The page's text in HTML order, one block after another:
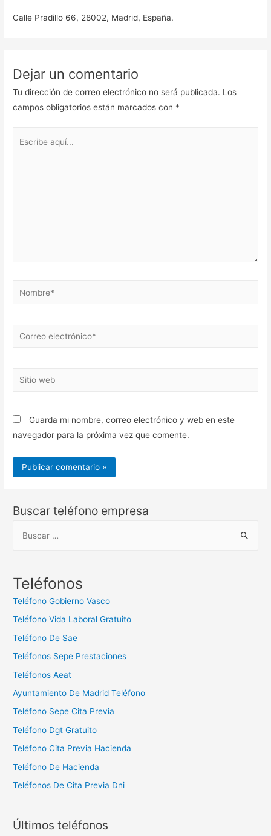
Calle Pradillo 66, 28002, Madrid, España.
Dejar un comentario
Tu dirección de correo electrónico no será publicada. Los
campos obligatorios están marcados con *
Nombre*
Correo
Sitio
Guarda mi nombre, correo electrónico y web en este
navegador para la próxima vez que comente.
Buscar teléfono empresa
c
Teléfonos
Teléfono Gobierno Vasco
Teléfono Vida Laboral Gratuito
Teléfono De Sae
Teléfonos Sepe Prestaciones
Teléfonos Aeat
Ayuntamiento De Madrid Teléfono
Teléfono Sepe Cita Previa
Teléfono Dgt Gratuito
Teléfono Cita Previa Hacienda
Teléfono De Hacienda
Teléfonos De Cita Previa Dni
Últimos teléfonos